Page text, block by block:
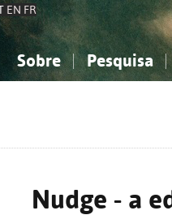
EN FR
Sobre Pesquisa
Nudge - a